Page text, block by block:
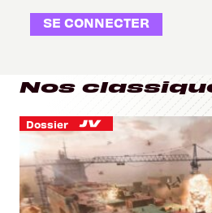
SE CONNECTER
Nos
Dossier